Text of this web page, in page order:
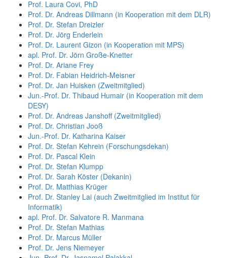
Prof. Laura Covi, PhD
Prof. Dr. Andreas Dillmann (in Kooperation mit dem DLR)
Prof. Dr. Stefan Dreizler
Prof. Dr. Jörg Enderlein
Prof. Dr. Laurent Gizon (in Kooperation mit MPS)
apl. Prof. Dr. Jörn Große-Knetter
Prof. Dr. Ariane Frey
Prof. Dr. Fabian Heidrich-Meisner
Prof. Dr. Jan Huisken (Zweitmitglied)
Jun.-Prof. Dr. Thibaud Humair (in Kooperation mit dem
DESY)
Prof. Dr. Andreas Janshoff (Zweitmitglied)
Prof. Dr. Christian Jooß
Jun.-Prof. Dr. Katharina Kaiser
Prof. Dr. Stefan Kehrein (Forschungsdekan)
Prof. Dr. Pascal Klein
Prof. Dr. Stefan Klumpp
Prof. Dr. Sarah Köster (Dekanin)
Prof. Dr. Matthias Krüger
Prof. Dr. Stanley Lai (auch Zweitmitglied im Institut für
Informatik)
apl. Prof. Dr. Salvatore R. Manmana
Prof. Dr. Stefan Mathias
Prof. Dr. Marcus Müller
Prof. Dr. Jens Niemeyer